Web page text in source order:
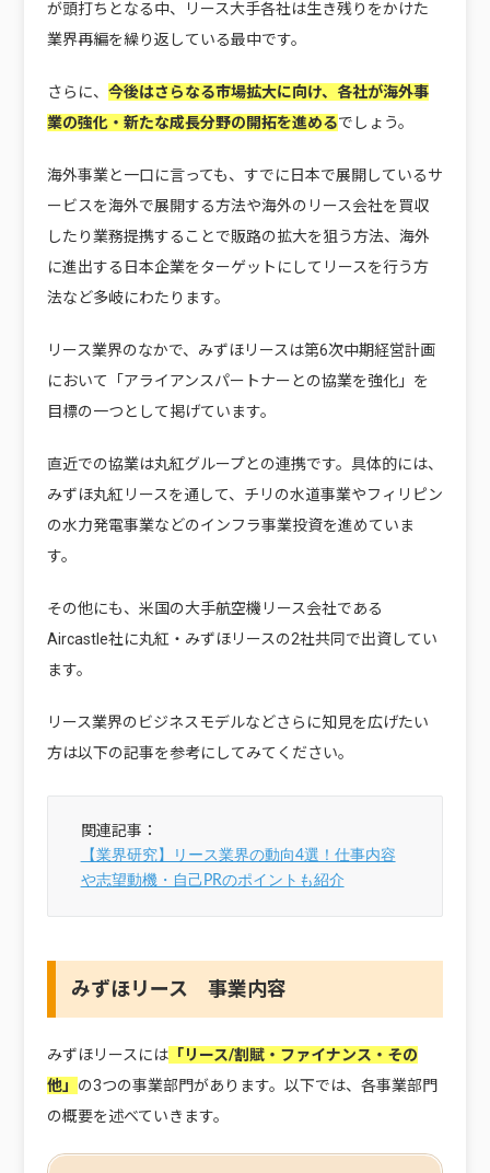
が頭打ちとなる中、リース大手各社は生き残りをかけた
業界再編を繰り返している最中です。
さらに、 今後はさらなる市場拡大に向け、各社が海外事
業の強化・新たな成長分野の開拓を進めるでしょう。
海外事業と一口に言っても、すでに日本で展開しているサ
ービスを海外で展開する方法や海外のリース会社を買収
したり業務提携することで販路の拡大を狙う方法、海外
に進出する日本企業をターゲットにしてリースを行う方
法など多岐にわたります。
リース業界のなかで、みずほリースは第6次中期経営計画
において 「アライアンスパートナーとの協業を強化」 を
目標の一つとして掲げています。
直近での協業は丸紅グループとの連携です。具体的には、
みずほ丸紅リースを通して、チリの水道事業やフィリピン
の水力発電事業などのインフラ事業投資を進めていま
す。
その他にも、米国の大手航空機リース会社である
Aircastle社に丸紅・みずほリースの2社共同で出資してい
ます。
リース業界のビジネスモデルなどさらに知見を広げたい
方は以下の記事を参考にしてみてください。
関連記事：
【業界研究】リース業界の動向4選！仕事内容
や志望動機・自己PRのポイントも紹介
みずほリース 事業内容
みずほリースには「リース/割賦・ファイナンス・その
他」 の3つの事業部門があります。以下では、各事業部門
の概要を述べていきます。